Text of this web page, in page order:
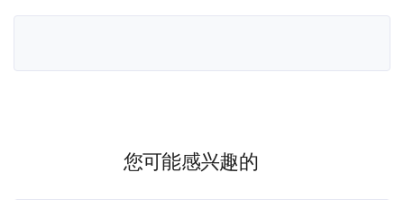
您可能感兴趣的